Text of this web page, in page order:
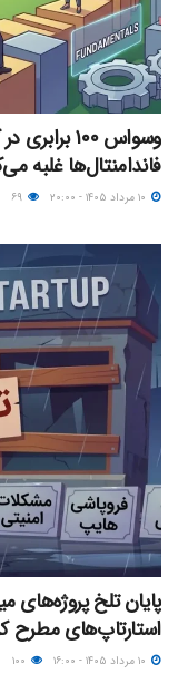
وسواس ۱۰۰
فاندامنتال‌ها غلبه
استارتاپ‌های مطرح